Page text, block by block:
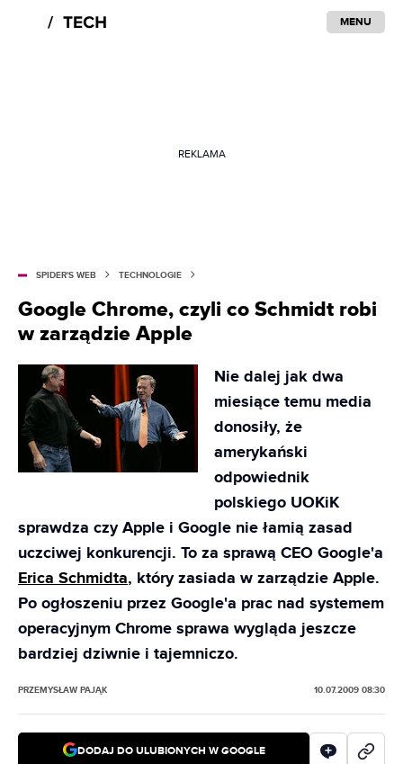
MENU
REKLAMA
SPIDER'S WEB TECHNOLOGIE
Google Chrome, czyli co Schmidt robi
w zarządzie Apple
Nie dalej jak dwa
miesiące temu media
donosiły, że
amerykański
odpowiednik
polskiego UOKiK
sprawdza czy Apple i Google nie łamią zasad
uczciwej konkurencji. To za sprawą CEO Google'a
Erica Schmidta, który zasiada w zarządzie Apple.
Po ogłoszeniu przez Google'a prac nad systemem
operacyjnym Chrome sprawa wygląda jeszcze
bardziej dziwnie i tajemniczo.
PRZEMYSŁAW PAJĄK 10.07.2009 08:30
DODAJ DO ULUBIONYCH W GOOGLE